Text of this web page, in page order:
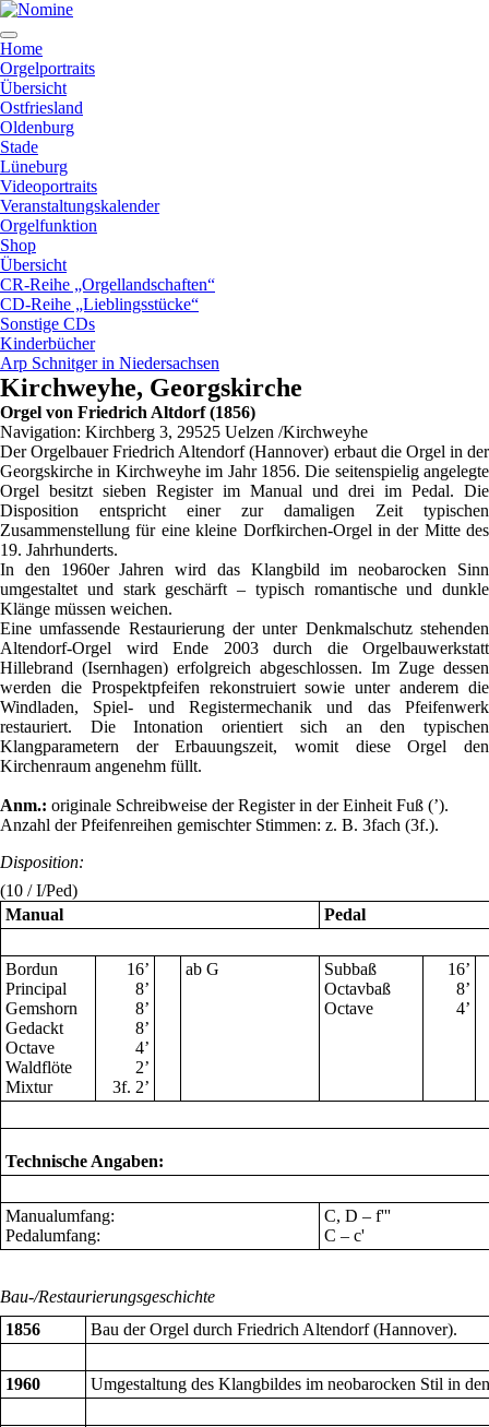
Zum
Inhalt
springen
Home
Orgelportraits
Übersicht
Ostfriesland
Oldenburg
Stade
Lüneburg
Videoportraits
Veranstaltungskalender
Orgelfunktion
Shop
Übersicht
CR-Reihe „Orgellandschaften“
CD-Reihe „Lieblingsstücke“
Sonstige CDs
Kinderbücher
Arp Schnitger in Niedersachsen
Kirchweyhe, Georgskirche
Orgel von Friedrich Altdorf (1856)
Navigation: Kirchberg 3, 29525 Uelzen /Kirchweyhe
Der Orgelbauer Friedrich Altendorf (Hannover) erbaut die Orgel in der
Georgskirche in Kirchweyhe im Jahr 1856. Die seitenspielig angelegte
Orgel besitzt sieben Register im Manual und drei im Pedal. Die
Disposition entspricht einer zur damaligen Zeit typischen
Zusammenstellung für eine kleine Dorfkirchen-Orgel in der Mitte des
19. Jahrhunderts.
In den 1960er Jahren wird das Klangbild im neobarocken Sinn
umgestaltet und stark geschärft – typisch romantische und dunkle
Klänge müssen weichen.
Eine umfassende Restaurierung der unter Denkmalschutz stehenden
Altendorf-Orgel wird Ende 2003 durch die Orgelbauwerkstatt
Hillebrand (Isernhagen) erfolgreich abgeschlossen. Im Zuge dessen
werden die Prospektpfeifen rekonstruiert sowie unter anderem die
Windladen, Spiel- und Registermechanik und das Pfeifenwerk
restauriert. Die Intonation orientiert sich an den typischen
Klangparametern der Erbauungszeit, womit diese Orgel den
Kirchenraum angenehm füllt.
Anm.: originale Schreibweise der Register in der Einheit Fuß (’).
Anzahl der Pfeifenreihen gemischter Stimmen: z. B. 3fach (3f.).
Disposition:
(10 / I/Ped)
Manual
Pedal
Bordun
Principal
Gemshorn
Gedackt
Octave
Waldflöte
Mixtur
16’
8’
8’
8’
4’
2’
3f. 2’
ab G
Subbaß
Octavbaß
Octave
16’
8’
4’
Technische Angaben:
Manualumfang:
Pedalumfang:
C, D – f'''
C – c'
Bau-/Restaurierungsgeschichte
1856
Bau der Orgel durch Friedrich Altendorf (Hannover).
1960 Umgestaltung des Klangbildes im neobarocken Stil in